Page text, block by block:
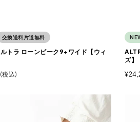
交換送料片道無料
トラ ローンピーク9+ワイド【ウィ
税込
ズ】
¥